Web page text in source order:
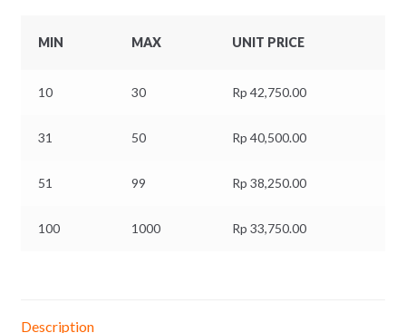
MIN MAX UNIT PRICE
10 30 Rp 42,750.00
31 50 Rp 40,500.00
51 99 Rp 38,250.00
100 1000 Rp 33,750.00
Description